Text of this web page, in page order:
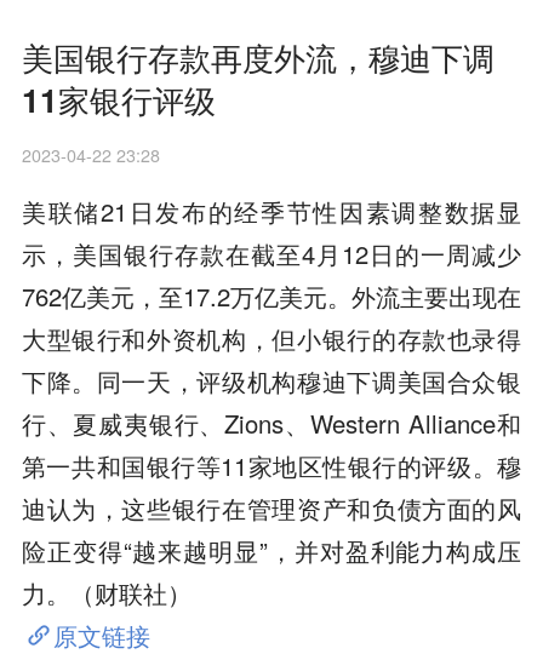
美国银行存款再度外流，穆迪下调
11家银行评级
2023-04-22 23:28
美联储21日发布的经季节性因素调整数据显
示，美国银行存款在截至4月12日的一周减少
762亿美元，至17.2万亿美元。外流主要出现在
大型银行和外资机构，但小银行的存款也录得
下降。同一天，评级机构穆迪下调美国合众银
行、夏威夷银行、Zions、Western Alliance和
第一共和国银行等11家地区性银行的评级。穆
迪认为，这些银行在管理资产和负债方面的风
险正变得“越来越明显”，并对盈利能力构成压
力。（财联社）
原文链接